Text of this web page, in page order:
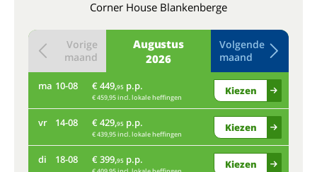
Corner House Blankenberge
Augustus
2026
Vorige
maand
Volgende
maand
ma 10-08 € 449,95 p.p.
€ 459,95 incl. lokale heffingen
Kiezen
vr 14-08 € 429,95 p.p.
€ 439,95 incl. lokale heffingen
Kiezen
di 18-08 € 399,95 p.p. Kiezen